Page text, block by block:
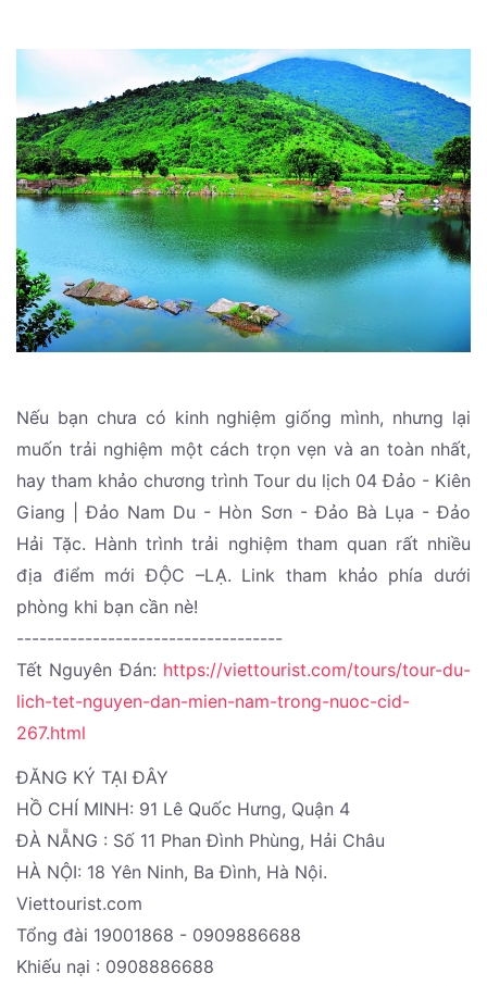
Nếu bạn chưa có kinh nghiệm giống mình, nhưng lại
muốn trải nghiệm một cách trọn vẹn và an toàn nhất,
hay tham khảo chương trình Tour du lịch 04 Đảo - Kiên
Giang | Đảo Nam Du - Hòn Sơn - Đảo Bà Lụa - Đảo
Hải Tặc. Hành trình trải nghiệm tham quan rất nhiều
địa điểm mới ĐỘC –LẠ. Link tham khảo phía dưới
phòng khi bạn cần nè!
-----------------------------------
Tết Nguyên Đán: https://viettourist.com/tours/tour-du-
lich-tet-nguyen-dan-mien-nam-trong-nuoc-cid-
267.html
ĐĂNG KÝ TẠI ĐÂY
HỒ CHÍ MINH: 91 Lê Quốc Hưng, Quận 4
ĐÀ NẴNG : Số 11 Phan Đình Phùng, Hải Châu
HÀ NỘI: 18 Yên Ninh, Ba Đình, Hà Nội.
Viettourist.com
Tổng đài 19001868 - 0909886688
Khiếu nại : 0908886688